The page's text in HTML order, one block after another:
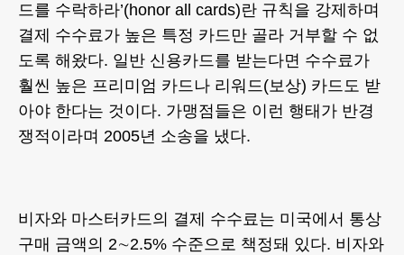
드를 수락하라’(honor all cards)란 규칙을 강제하며
결제 수수료가 높은 특정 카드만 골라 거부할 수 없
도록 해왔다. 일반 신용카드를 받는다면 수수료가
훨씬 높은 프리미엄 카드나 리워드(보상) 카드도 받
아야 한다는 것이다. 가맹점들은 이런 행태가 반경
쟁적이라며 2005년 소송을 냈다.
비자와 마스터카드의 결제 수수료는 미국에서 통상
구매 금액의 2∼2.5% 수준으로 책정돼 있다. 비자와